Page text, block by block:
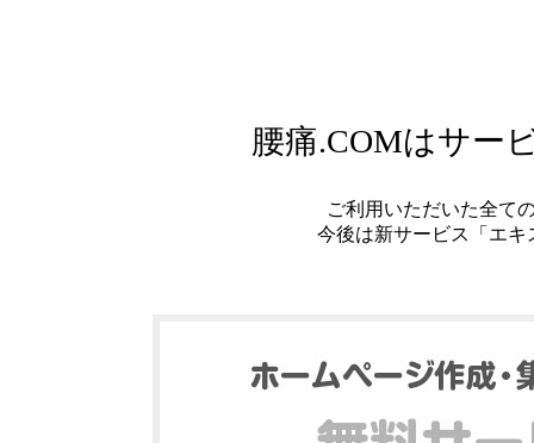
腰痛.COMはサー
ご利用いただいた全て
今後は新サービス「エ